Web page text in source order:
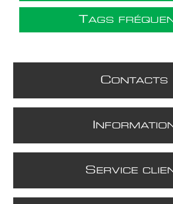
TAGS
CONTACTS
S ERVICE